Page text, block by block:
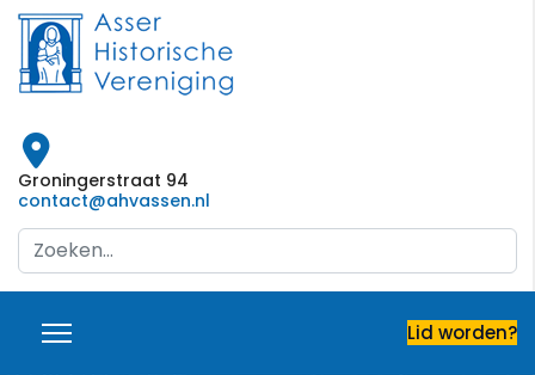
Groningerstraat 94
contact@ahvassen.nl
Search
...
Lid worden?